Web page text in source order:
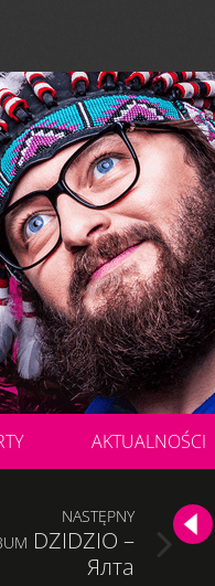
AKTUALNOŚCI
NASTĘPNY
NEXT
DZIDZIO –
Ялта